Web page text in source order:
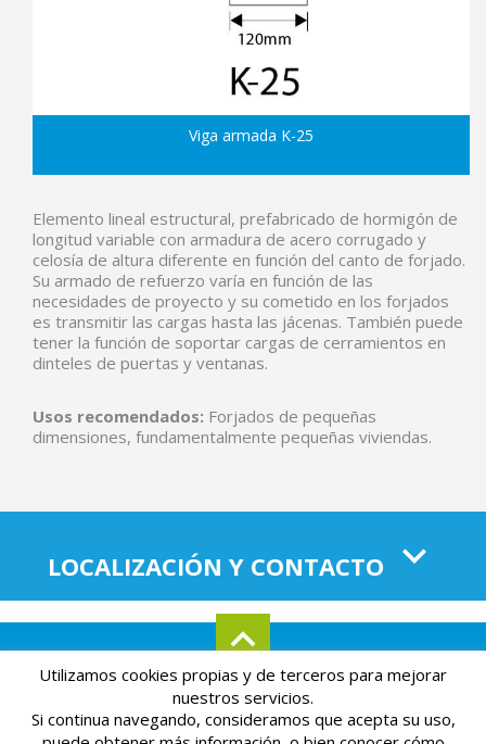
Viga armada K-25
Elemento lineal estructural, prefabricado de hormigón de
longitud variable con armadura de acero corrugado y
celosía de altura diferente en función del canto de forjado.
Su armado de refuerzo varía en función de las
necesidades de proyecto y su cometido en los forjados
es transmitir las cargas hasta las jácenas. También puede
tener la función de soportar cargas de cerramientos en
dinteles de puertas y ventanas.
Usos recomendados: Forjados de pequeñas
dimensiones, fundamentalmente pequeñas viviendas.
LOCALIZACIÓN Y CONTACTO
Mapa del sitio
Política de privacidad
Powered byPáginas Amarillas
Utilizamos cookies propias y de terceros para mejorar
nuestros servicios.
Si continua navegando, consideramos que acepta su uso,